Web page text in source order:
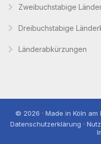
Zweibuchstabige
Dreibuchstabige
Länderabkürzungen
© 2026 · Made in Köln am
Datenschutzerklärung ·